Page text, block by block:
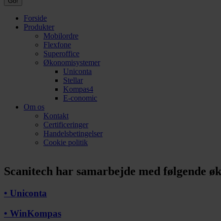
Forside
Produkter
Mobilordre
Flexfone
Superoffice
Økonomisystemer
Uniconta
Stellar
Kompas4
E-conomic
Om os
Kontakt
Certificeringer
Handelsbetingelser
Cookie politik
Scanitech har samarbejde med følgende
• Uniconta
• WinKompas